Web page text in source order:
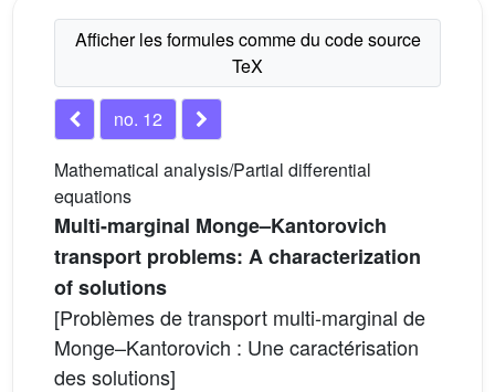
no. 12
Mathematical analysis/Partial differential
equations
Multi-marginal Monge–Kantorovich
transport problems: A characterization
of solutions
[Problèmes de transport multi-marginal de
Monge–Kantorovich : Une caractérisation
des solutions]